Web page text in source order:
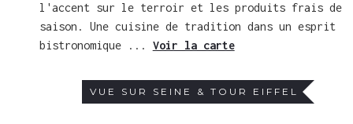
l'accent sur le terroir et les produits frais de
saison. Une cuisine de tradition dans un esprit
bistronomique ... Voir la carte
VUE SUR SEINE & TOUR EIFFEL